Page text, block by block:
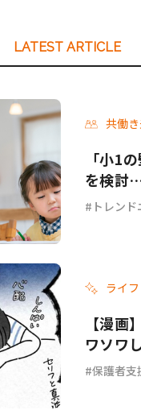
LATEST ARTICLE
共働
「小1
を検討
トレン
ライフ
【漫
ワソワ
ょ？
保護者支